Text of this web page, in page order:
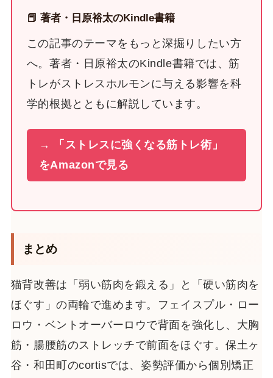
📕 著者・日原裕太のKindle書籍
この記事のテーマをもっと深掘りしたい方
へ。著者・日原裕太のKindle書籍では、筋
トレがストレスホルモンに与える影響を科
学的根拠とともに解説しています。
→ 「ストレスに強くなる筋トレ術」
をAmazonで見る
まとめ
猫背改善は「弱い筋肉を鍛える」と「硬い筋肉を
ほぐす」の両輪で進めます。フェイスプル・ロー
ロウ・ベントオーバーロウで背面を強化し、大胸
筋・腸腰筋のストレッチで前面をほぐす。保土ヶ
谷・和田町のcortisでは、姿勢評価から個別矯正